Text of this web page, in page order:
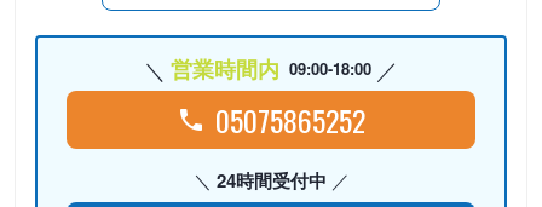
営業時間内 09:00-18:00
05075865252
24時間受付中